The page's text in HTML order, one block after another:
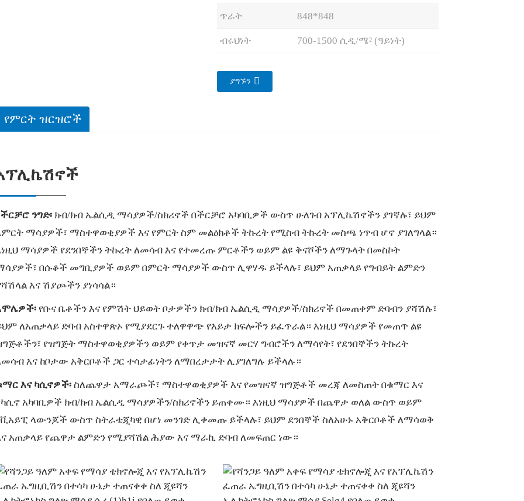
ጥራት 848*848
ብሩህነት 700-1500 ሲዲ/ሜ² (ዓይነት)
ያግኙን
የምርት ዝርዝሮች
ንግድ፡ ክብ/ክብ ኤልሲዲ ማሳያዎች/ስክሪኖች በችርቻሮ አካባቢዎች ውስጥ ሁለገብ አፕሊኬሽኖችን ያገኛሉ፣ ይህም
ማሳያዎች፣ ማስተዋወቂያዎች እና የምርት ስም መልዕክቶች ትኩረት የሚስብ ትኩረት መስጫ ነጥብ ሆኖ ያገለግላል።
ማሳያዎች የደንበኞችን ትኩረት ለመሳብ እና የተመረጡ ምርቶችን ወይም ልዩ ቅናሾችን ለማጉላት በመስኮት
በሱቆች መግቢያዎች ወይም በምርት ማሳያዎች ውስጥ ሊዋሃዱ ይችላሉ፣ ይህም አጠቃላይ የግብይት ልምድን
እና ሽያጮችን ያነሳሳል።
የቡና ቤቶችን እና የምሽት ህይወት ቦታዎችን ክብ/ክብ ኤልሲዲ ማሳያዎች/ስክሪኖች በመጠቀም ድባብን ያሻሽሉ፣
ለአጠቃላይ ድባብ አስተዋጽኦ የሚያደርጉ ተለዋዋጭ የእይታ ክፍሎችን ይፈጥራል። እነዚህ ማሳያዎች የመጠጥ ልዩ
የዝግጅት ማስተዋወቂያዎችን ወይም የቀጥታ መዝናኛ መርሃ ግብሮችን ለማሳየት፣ የደንበኞችን ትኩረት
እና ከቦታው አቅርቦቶች ጋር ተሳታፊነትን ለማበረታታት ሊያገለግሉ ይችላሉ።
እና ካሲኖዎች፡ ስለጨዋታ አማራጮች፣ ማስተዋወቂያዎች እና የመዝናኛ ዝግጅቶች መረጃ ለመስጠት በቁማር እና
አካባቢዎች ክብ/ክብ ኤልሲዲ ማሳያዎችን/ስክሪኖችን ይጠቀሙ። እነዚህ ማሳያዎች በጨዋታ ወለል ውስጥ ወይም
ላውንጆች ውስጥ ስትራቴጂካዊ በሆነ መንገድ ሊቀመጡ ይችላሉ፣ ይህም ደንበኞች ስለአሁኑ አቅርቦቶች ለማሳወቅ
አጠቃላይ የጨዋታ ልምድን የሚያሻሽል ሕያው እና ማራኪ ድባብ ለመፍጠር ነው።